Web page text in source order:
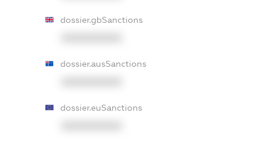
dossier.gbSanctions
dossier.ausSanctions
dossier.euSanctions